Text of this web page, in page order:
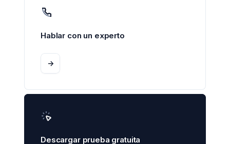
Hablar con un experto
->
Descargar prueba gratuita